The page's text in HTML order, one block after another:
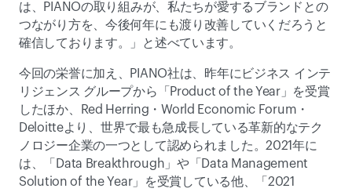
は、PIANOの取り組みが、私たちが愛するブランドとの
つながり方を、今後何年にも渡り改善していくだろうと
確信しております。」と述べています。
今回の栄誉に加え、PIANO社は、昨年にビジネス インテ
リジェンス グループから「Product of the Year」を受賞
したほか、Red Herring・World Economic Forum・
Deloitteより、世界で最も急成長している革新的なテク
ノロジー企業の一つとして認められました。2021年に
は、「Data Breakthrough」や「Data Management
Solution of the Year」を受賞している他、「2021